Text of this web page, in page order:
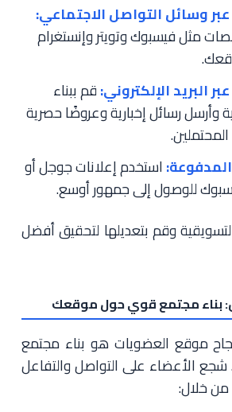
وسائل التواصل الاجتماعي:
مثل فيسبوك وتويتر وإنستغرام
البريد الإلكتروني:قم ببناء
وأرسل رسائل إخبارية وعروضًا حصرية
المدفوعة: استخدم إعلانات جوجل أو
للوصول إلى جمهور أوسع.
وقم بتعديلها لتحقيق أفضل
بناء مجتمع قوي حول موقعك
موقع العضويات هو بناء مجتمع
الأعضاء على التواصل والتفاعل
خلال: